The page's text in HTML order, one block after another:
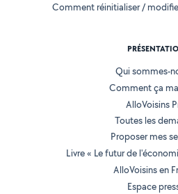
Comment réinitialiser /
Qui sommes-
Comment ça
AlloVoisins
Toutes les
Proposer mes
Livre « Le futur de
AlloVoisins en
Espace